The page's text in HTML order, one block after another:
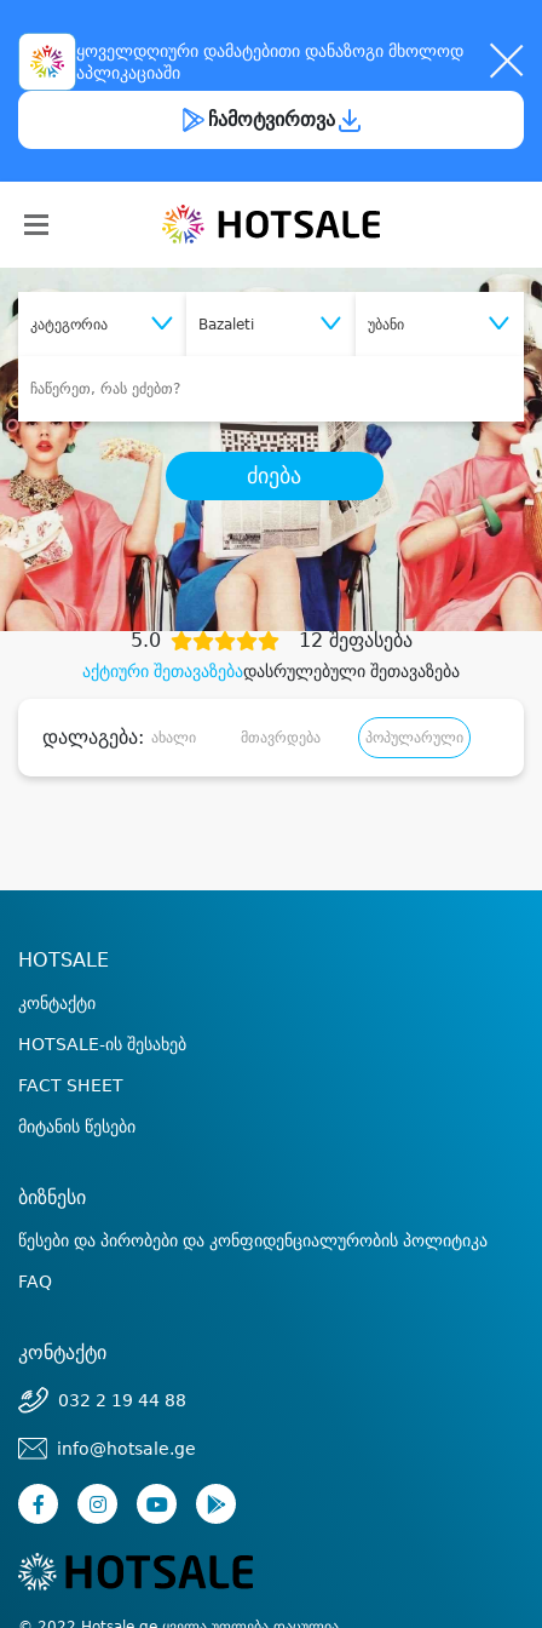
ყოველდღიური დამატებითი დანაზოგი მხოლოდ
აპლიკაციაში
ჩამოტვირთვა
კატეგორია Bazaleti უბანი
ძიება
შეიძინესასურველი მომსახურება
დიდი დანაზოგით
აქტიური შეთავაზებადასრულებული შეთავაზება
5.0 12 შეფასება
დალაგება: ახალი მთავრდება პოპულარული
HOTSALE
კონტაქტი
HOTSALE-ის შესახებ
FACT SHEET
მიტანის წესები
ბიზნესი
წესები და პირობები და კონფიდენციალურობის პოლიტიკა
FAQ
კონტაქტი
032 2 19 44 88
info@hotsale.ge